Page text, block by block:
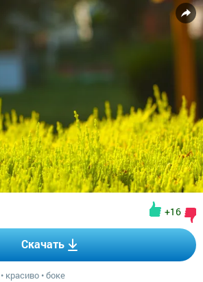
+16
Скачать
• красиво •боке